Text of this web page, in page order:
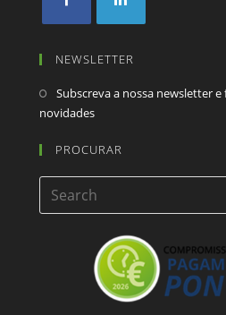
NEWSLETTER
Subscreva a nossa newsletter
novidades
PROCURAR